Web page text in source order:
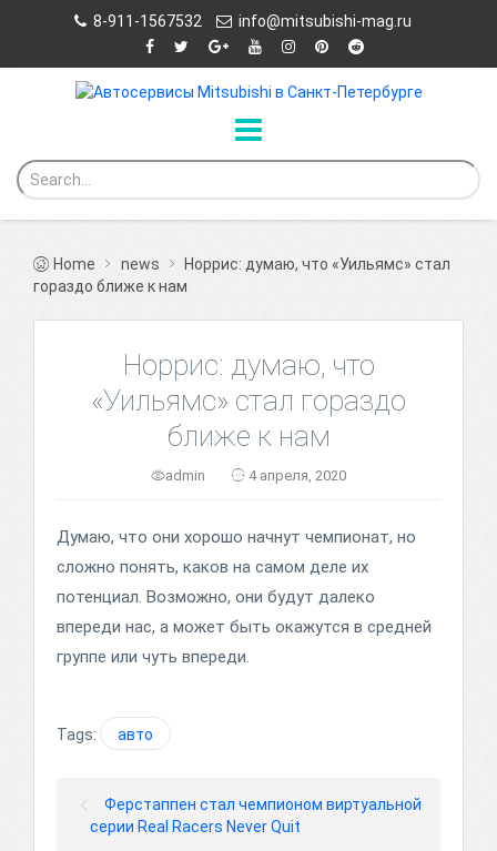
8-911-1567532 info@mitsubishi-mag.ru
Home news
Норрис: думаю, что «Уильямс» стал
гораздо ближе к нам
Норрис: думаю, что
«Уильямс» стал гораздо
ближе к нам
admin 4 апреля, 2020
Думаю, что они хорошо начнут чемпионат, но
сложно понять, каков на самом деле их
потенциал. Возможно, они будут далеко
впереди нас, а может быть окажутся в средней
группе или чуть впереди.
Tags: авто
Ферстаппен стал чемпионом виртуальной
серии Real Racers Never Quit